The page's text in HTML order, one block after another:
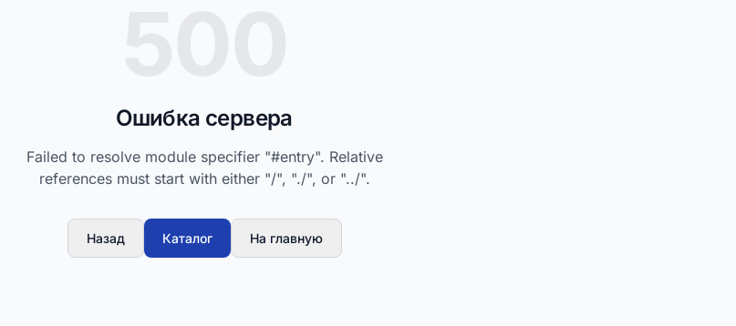
Ошибка сервера
Failed to resolve module specifier "#entry". Relative
references must start with either "/", "./", or "../".
Назад Каталог На главную